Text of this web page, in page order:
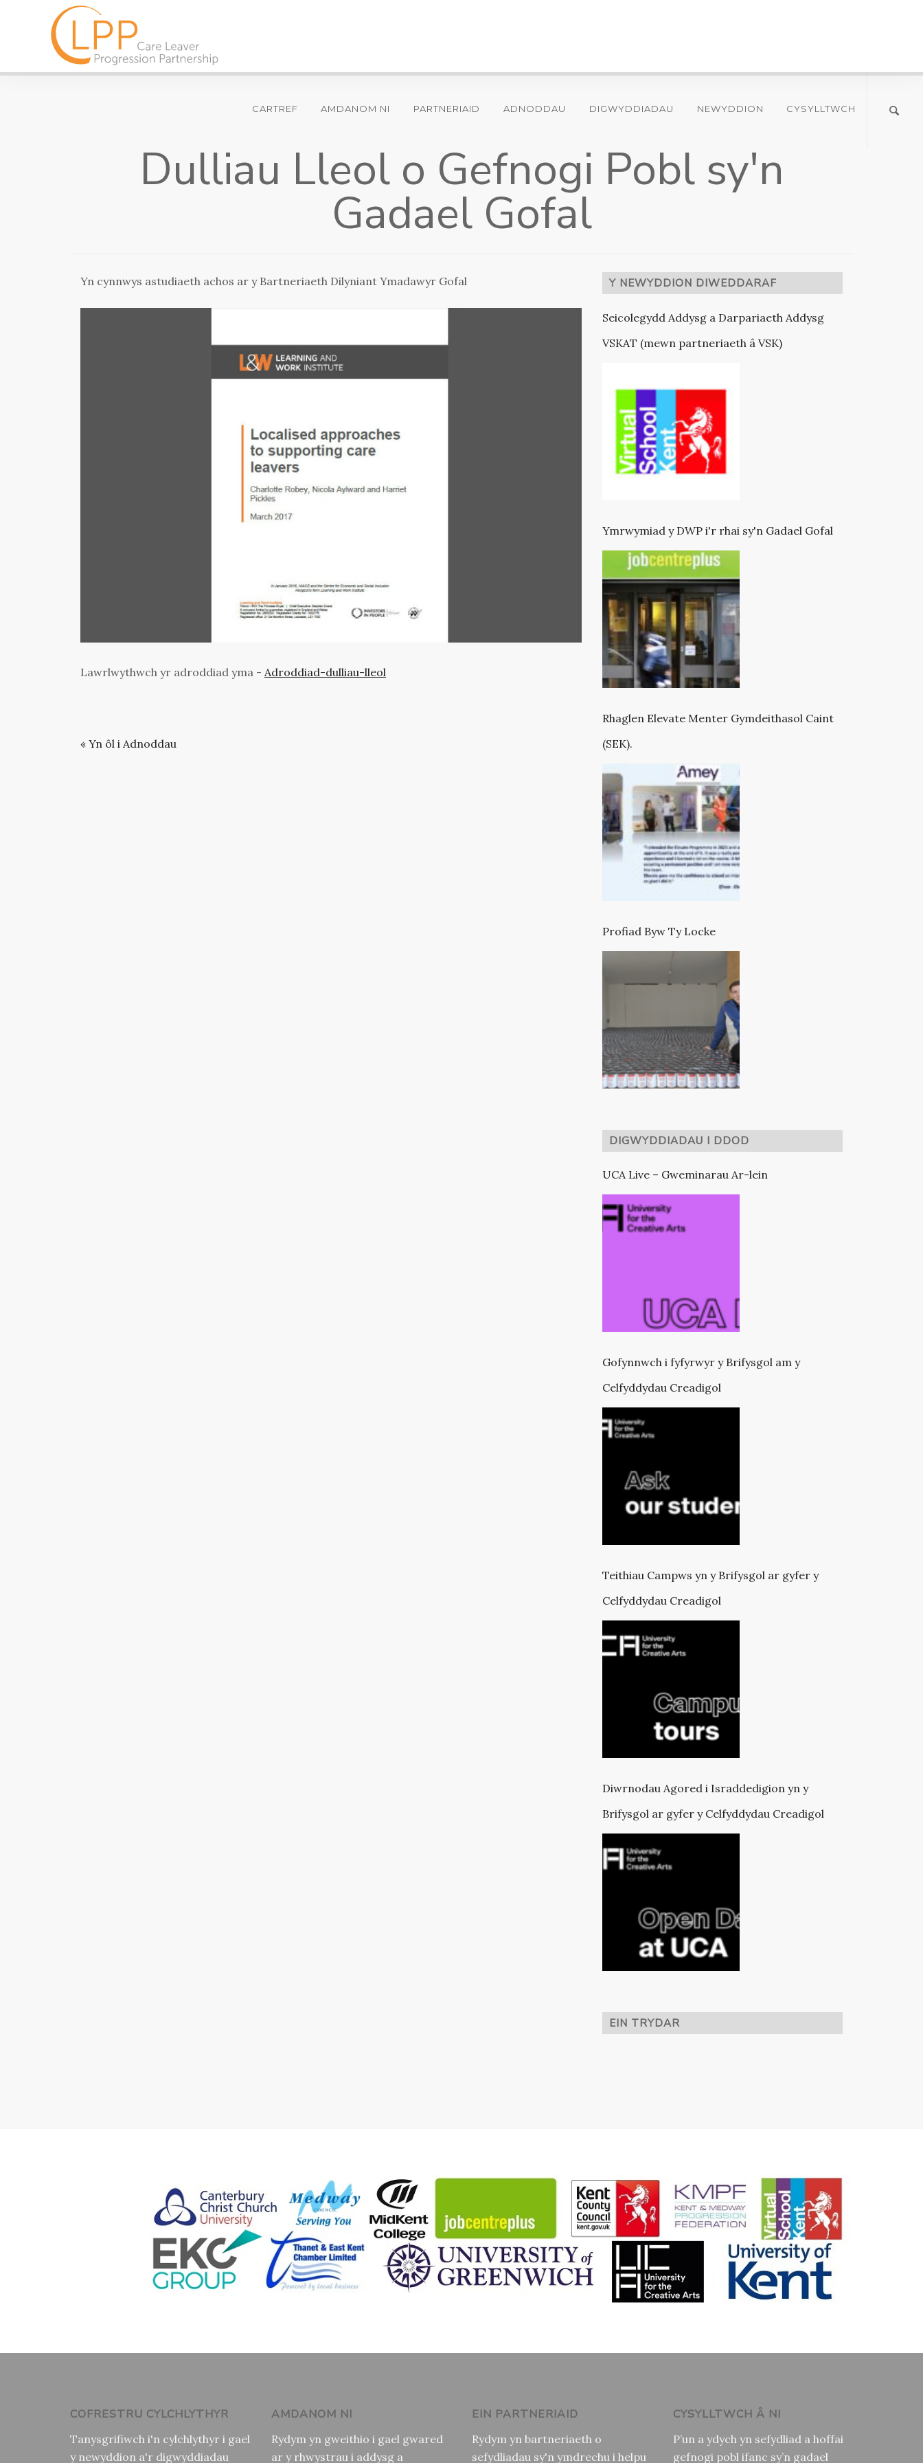
CARTREF AMDANOM NI PARTNERIAID ADNODDAU DIGWYDDIADAU NEWYDDION CYSYLLTWCH
Dulliau Lleol o Gefnogi Pobl sy'n
Gadael Gofal
Yn cynnwys astudiaeth achos ar y Bartneriaeth Dilyniant Ymadawyr Gofal
Lawrlwythwch yr adroddiad yma - Adroddiad-dulliau-lleol
« Yn ôl i Adnoddau
Y NEWYDDION DIWEDDARAF
Seicolegydd Addysg a Darpariaeth Addysg
VSKAT (mewn partneriaeth â VSK)
Ymrwymiad y DWP i'r rhai sy'n Gadael Gofal
Rhaglen Elevate Menter Gymdeithasol Caint
(SEK).
Profiad Byw Ty Locke
DIGWYDDIADAU I DDOD
UCA Live – Gweminarau Ar-lein
Gofynnwch i fyfyrwyr y Brifysgol am y
Celfyddydau Creadigol
Teithiau Campws yn y Brifysgol ar gyfer y
Celfyddydau Creadigol
Diwrnodau Agored i Israddedigion yn y
Brifysgol ar gyfer y Celfyddydau Creadigol
EIN TRYDAR
COFRESTRU CYLCHLYTHYR
Tanysgrifiwch i'n cylchlythyr i gael
y newyddion a'r digwyddiadau
AMDANOM NI
Rydym yn gweithio i gael gwared
ar y rhwystrau i addysg a
EIN PARTNERIAID
Rydym yn bartneriaeth o
sefydliadau sy'n ymdrechu i helpu
CYSYLLTWCH Â NI
P’un a ydych yn sefydliad a hoffai
gefnogi pobl ifanc sy’n gadael